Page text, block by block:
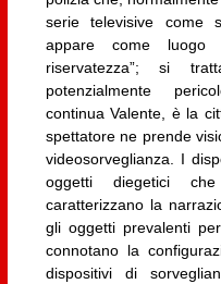
serie televisive come
appare come luogo
riservatezza”; si
potenzialmente
continua Valente, è la
spettatore ne prende
videosorveglianza. I
oggetti diegetici
caratterizzano la
gli oggetti prevalenti
connotano la
dispositivi di